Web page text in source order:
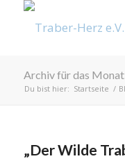
Archiv für das
Du bist hier: Startseite /
„Der Wilde